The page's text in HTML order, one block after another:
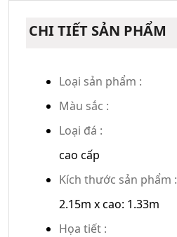
CHI TIẾT SẢN PHẨM
Loại sản phẩm :
Màu sắc :
Loại đá :
cao cấp
Kích thước sản phẩm :
2.15m x cao: 1.33m
Họa tiết :